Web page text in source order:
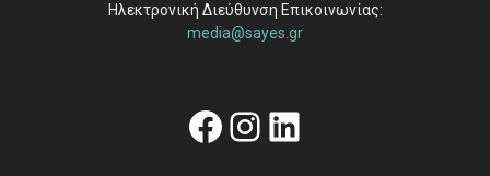
Ηλεκτρονική Διεύθυνση Επικοινωνίας:
media@sayes.gr
Facebook
Instagram
Linkedin